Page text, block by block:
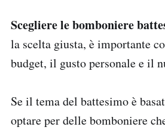
Scegliere le bomboniere
la scelta giusta, è importante
budget, il gusto personale e il
Se il tema del battesimo è
optare per delle bomboniere